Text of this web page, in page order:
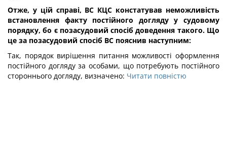
Отже, у цій справі, ВС КЦС констатував неможливість
встановлення факту постійного догляду у судовому
порядку, бо є позасудовий спосіб доведення такого. Що
це за позасудовий спосіб ВС пояснив наступним:
Так, порядок вирішення питання можливості оформлення
постійного догляду за особами, що потребують постійного
стороннього догляду, визначено: Читати повністю